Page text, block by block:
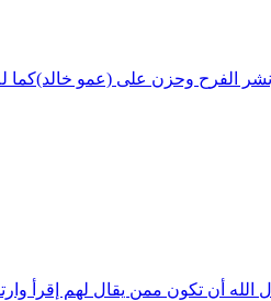
الفرح وحزن على (عمو
أن تكون ممن يقال لهم إقرأ